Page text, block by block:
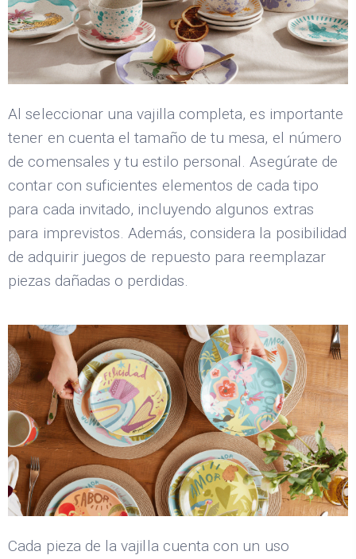
Al seleccionar una vajilla completa, es importante
tener en cuenta el tamaño de tu mesa, el número
de comensales y tu estilo personal. Asegúrate de
contar con suficientes elementos de cada tipo
para cada invitado, incluyendo algunos extras
para imprevistos. Además, considera la posibilidad
de adquirir juegos de repuesto para reemplazar
piezas dañadas o perdidas.
Cada pieza de la vajilla cuenta con un uso